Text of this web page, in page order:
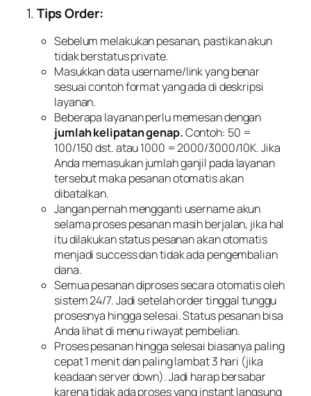
1.Tips Order:
Sebelum melakukan pesanan, pastikan akun
tidak berstatus private.
Masukkan data username/link yang benar
sesuai contoh format yang ada di deskripsi
layanan.
Beberapa layanan perlu memesan dengan
jumlah kelipatan genap.Contoh: 50 =
100/150 dst. atau 1000 = 2000/3000/10K. Jika
Anda memasukan jumlah ganjil pada layanan
tersebut maka pesanan otomatis akan
dibatalkan.
Jangan pernah mengganti username akun
selama proses pesanan masih berjalan, jika hal
itu dilakukan status pesanan akan otomatis
menjadi success dan tidak ada pengembalian
dana.
Semua pesanan diproses secara otomatis oleh
sistem 24/7. Jadi setelah order tinggal tunggu
prosesnya hingga selesai. Status pesanan bisa
Anda lihat di menu riwayat pembelian.
Proses pesanan hingga selesai biasanya paling
cepat 1 menit dan paling lambat 3 hari (jika
keadaan server down). Jadi harap bersabar
karena tidak ada proses yang instant langsung